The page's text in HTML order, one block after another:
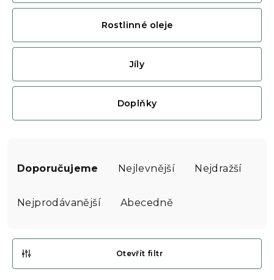
Rostlinné oleje
Jíly
Doplňky
r
Doporučujeme Nejlevnější Nejdražší
Nejprodávanější Abecedně
Otevřít filtr